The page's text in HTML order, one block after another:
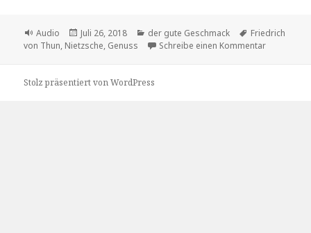
Format
Audio
Veröffentlicht
am
Juli 26, 2018 Kategorien
der gute Geschmack Schlagwörter
Friedrich
von Thun, Nietzsche, Genuss Schreibe einen Kommentarzu Ein
Stolz präsentiert von WordPress